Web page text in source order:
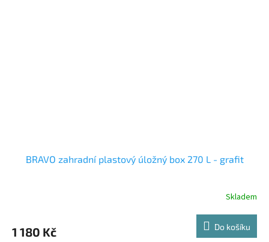
BRAVO zahradní plastový úložný box 270 L - grafit
Skladem
1 180 Kč Do košíku